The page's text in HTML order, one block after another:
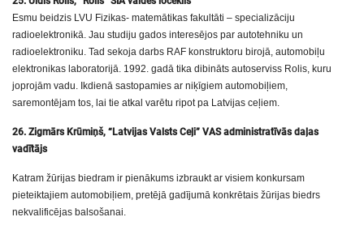
Esmu beidzis LVU Fizikas- matemātikas fakultāti – specializāciju
radioelektronikā. Jau studiju gados interesējos par autotehniku un
radioelektroniku. Tad sekoja darbs RAF konstruktoru birojā, automobiļu
elektronikas laboratorijā. 1992. gadā tika dibināts autoserviss Rolis, kuru
joprojām vadu. Ikdienā sastopamies ar niķīgiem automobiļiem,
saremontējam tos, lai tie atkal varētu ripot pa Latvijas ceļiem.
26. Zigmārs Krūmiņš, “Latvijas Valsts Ceļi” VAS administratīvās daļas
vadītājs
Katram žūrijas biedram ir pienākums izbraukt ar visiem konkursam
pieteiktajiem automobiļiem, pretējā gadījumā konkrētais žūrijas biedrs
nekvalificējas balsošanai.